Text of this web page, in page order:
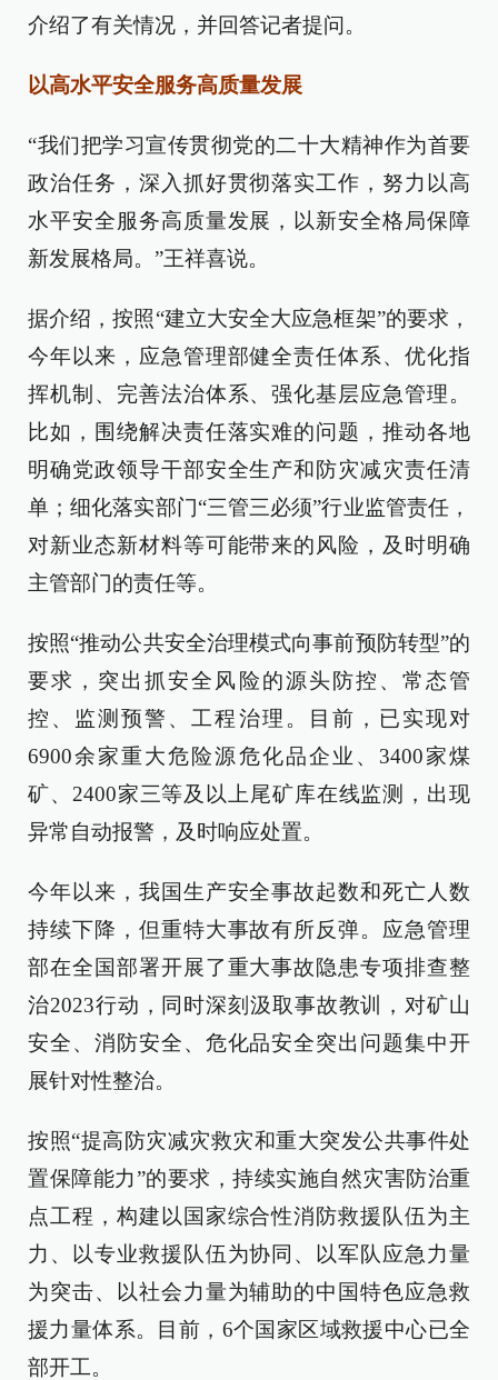
介绍了有关情况，并回答记者提问。
以高水平安全服务高质量发展
“我们把学习宣传贯彻党的二十大精神作为首要
政治任务，深入抓好贯彻落实工作，努力以高
水平安全服务高质量发展，以新安全格局保障
新发展格局。”王祥喜说。
据介绍，按照“建立大安全大应急框架”的要求，
今年以来，应急管理部健全责任体系、优化指
挥机制、完善法治体系、强化基层应急管理。
比如，围绕解决责任落实难的问题，推动各地
明确党政领导干部安全生产和防灾减灾责任清
单；细化落实部门“三管三必须”行业监管责任，
对新业态新材料等可能带来的风险，及时明确
主管部门的责任等。
按照“推动公共安全治理模式向事前预防转型”的
要求，突出抓安全风险的源头防控、常态管
控、监测预警、工程治理。目前，已实现对
6900余家重大危险源危化品企业、3400家煤
矿、2400家三等及以上尾矿库在线监测，出现
异常自动报警，及时响应处置。
今年以来，我国生产安全事故起数和死亡人数
持续下降，但重特大事故有所反弹。应急管理
部在全国部署开展了重大事故隐患专项排查整
治2023行动，同时深刻汲取事故教训，对矿山
安全、消防安全、危化品安全突出问题集中开
展针对性整治。
按照“提高防灾减灾救灾和重大突发公共事件处
置保障能力”的要求，持续实施自然灾害防治重
点工程，构建以国家综合性消防救援队伍为主
力、以专业救援队伍为协同、以军队应急力量
为突击、以社会力量为辅助的中国特色应急救
援力量体系。目前，6个国家区域救援中心已全
部开工。